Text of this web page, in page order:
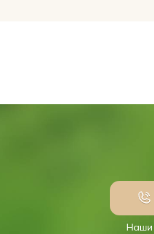
Наши